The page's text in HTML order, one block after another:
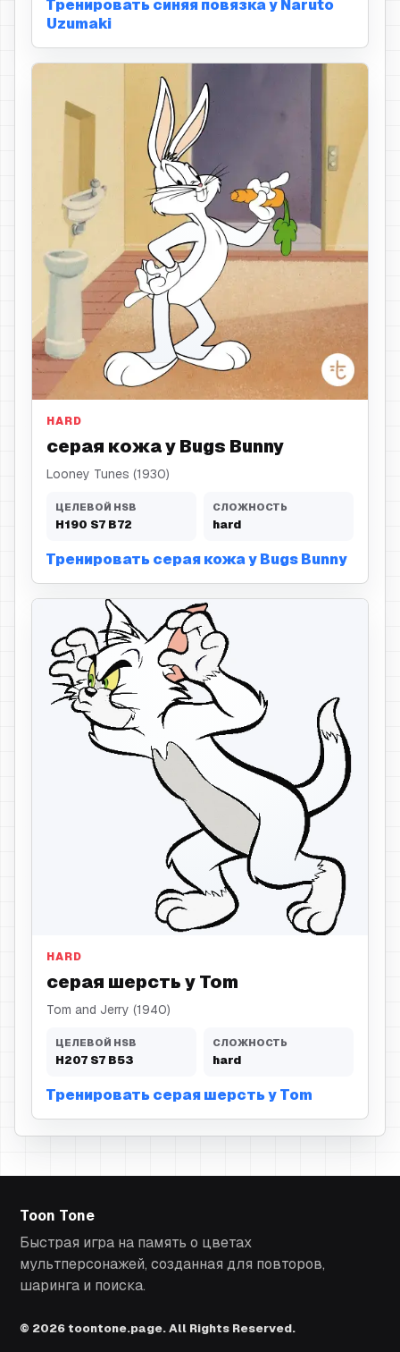
Тренировать синяя повязка у Naruto
Uzumaki
серая кожа
HARD
серая кожа у Bugs Bunny
Looney Tunes (1930)
ЦЕЛЕВОЙ HSB
H190 S7 B72
СЛОЖНОСТЬ
hard
Тренировать серая кожа у Bugs Bunny
HARD
серая шерсть у Tom
Tom and Jerry (1940)
ЦЕЛЕВОЙ HSB
H207 S7 B53
СЛОЖНОСТЬ
hard
Тренировать серая шерсть у Tom
Toon Tone
Быстрая игра на память о цветах
мультперсонажей, созданная для повторов,
шаринга и поиска.
© 2026 toontone.page. All Rights Reserved.